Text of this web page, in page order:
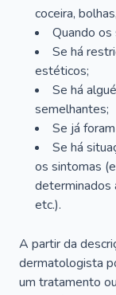
coceira,
Quando os
Se há
estéticos;
Se há
semelhantes;
Se já
Se há
os sintomas
determinados
etc.).
A partir da
dermatologista
um tratamento